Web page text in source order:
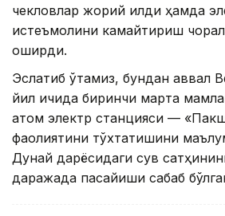
чекловлар жорий қилди ҳамда
истеъмолини камайтириш
оширди.
Эслатиб ўтамиз, бундан аввал
йил ичида биринчи марта
атом электр станцияси —
фаолиятини тўхтатишини
Дунай дарёсидаги сув
даражада пасайиши сабаб